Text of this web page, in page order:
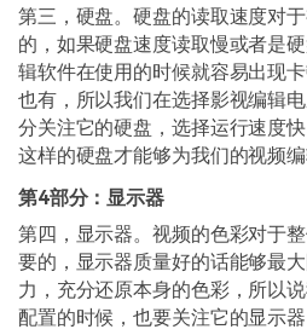
第三，硬盘。硬盘的读取速度对
的，如果硬盘速度读取慢或者是
辑软件在使用的时候就容易出现
也有，所以我们在选择影视编辑
分关注它的硬盘，选择运行速度
这样的硬盘才能够为我们的视频编
第4部分：显示器
第四，显示器。视频的色彩对于
要的，显示器质量好的话能够最
力，充分还原本身的色彩，所以
配置的时候，也要关注它的显示